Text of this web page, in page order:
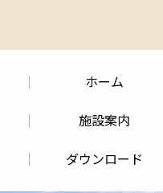
ホーム
施設案内
ダウンロード